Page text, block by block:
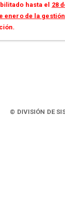
hasta el 28
enero de la gestión
© DIVISIÓN DE